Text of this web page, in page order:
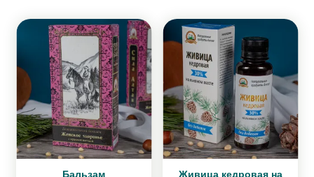
Бальзам
Живица кедровая на